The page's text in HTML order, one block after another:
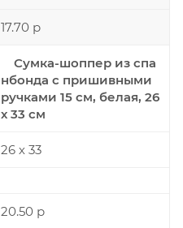
17.70 р
Сумка-шоппер из спа
нбонда с пришивными
ручками 15 см, белая, 26
х 33 см
26 х 33
20.50 р